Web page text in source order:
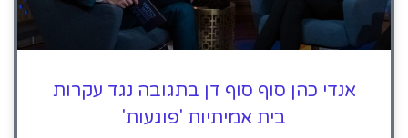
אנדי כהן סוף סוף דן בתגובה נגד עקרות
בית אמיתיות 'פוגעות'